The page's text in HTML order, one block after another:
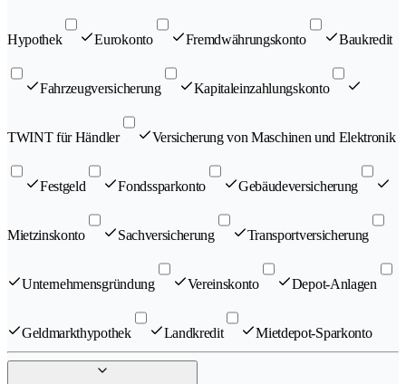
Hypothek Eurokonto Fremdwährungskonto Baukredit
Fahrzeugversicherung Kapitaleinzahlungskonto
TWINT für Händler Versicherung von Maschinen und Elektronik
Festgeld Fondssparkonto Gebäudeversicherung
Mietzinskonto Sachversicherung Transportversicherung
Unternehmensgründung Vereinskonto Depot-Anlagen
Geldmarkthypothek Landkredit Mietdepot-Sparkonto